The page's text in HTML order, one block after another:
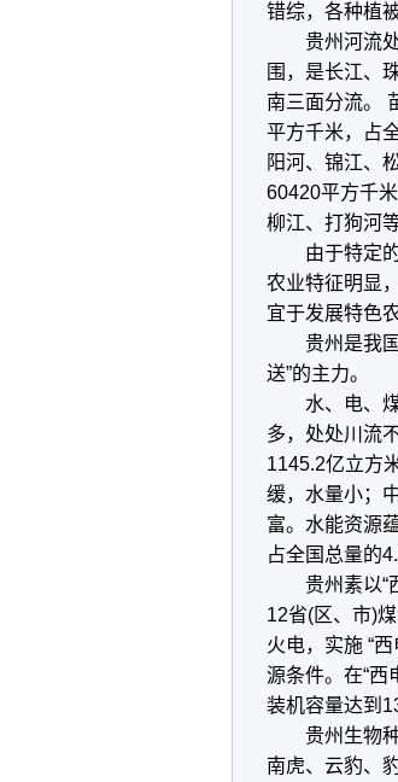
错综，各种植
贵州河流处
围，是长江、
南三面分流。
平方千米，占
阳河、锦江、
60420平方千
柳江、打狗河等
由于特定的
农业特征明显
宜于发展特色农
贵州是我国
送”的主力。
水、电、煤
多，处处川流
1145.2亿立方
缓，水量小；
富。水能资源
占全国总量的
贵州素以“西
12省(区、市)
火电，实施 “
源条件。在“西
装机容量达到
贵州生物种
南虎、云豹、